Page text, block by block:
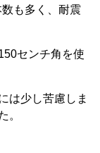
も多く、耐震
センチ角を使
は少し苦慮しま
。